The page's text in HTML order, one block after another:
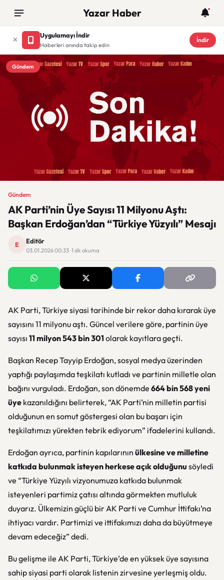
Yazar Haber
Uygulamayı İndir
Haberleri anında takip edin
İndir
Gündem
Gündem
AK Parti’nin Üye Sayısı 11 Milyonu Aştı:
Başkan Erdoğan’dan “Türkiye Yüzyılı” Mesajı
E Editör
03.01.2026 00:33 · 1 dk okuma
AK Parti, Türkiye siyasi tarihinde bir rekor daha kırarak üye
sayısını 11 milyonu aştı. Güncel verilere göre, partinin üye
sayısı 11 milyon 543 bin 301 olarak kayıtlara geçti.
Başkan Recep Tayyip Erdoğan, sosyal medya üzerinden
yaptığı paylaşımda teşkilatı kutladı ve partinin milletle olan
bağını vurguladı. Erdoğan, son dönemde 664 bin 568 yeni
üye kazanıldığını belirterek, “AK Parti’nin milletin partisi
olduğunun en somut göstergesi olan bu başarı için
teşkilatımızı yürekten tebrik ediyorum” ifadelerini kullandı.
Erdoğan ayrıca, partinin kapılarının ülkesine ve milletine
katkıda bulunmak isteyen herkese açık olduğunu söyledi
ve “Türkiye Yüzyılı vizyonumuza katkıda bulunmak
isteyenleri partimiz çatısı altında görmekten mutluluk
duyarız. Ülkemizin güçlü bir AK Parti ve Cumhur İttifakı’na
ihtiyacı vardır. Partimizi ve ittifakımızı daha da büyütmeye
devam edeceğiz” dedi.
Bu gelişme ile AK Parti, Türkiye’de en yüksek üye sayısına
sahip siyasi parti olarak listenin zirvesine yerleşmiş oldu.